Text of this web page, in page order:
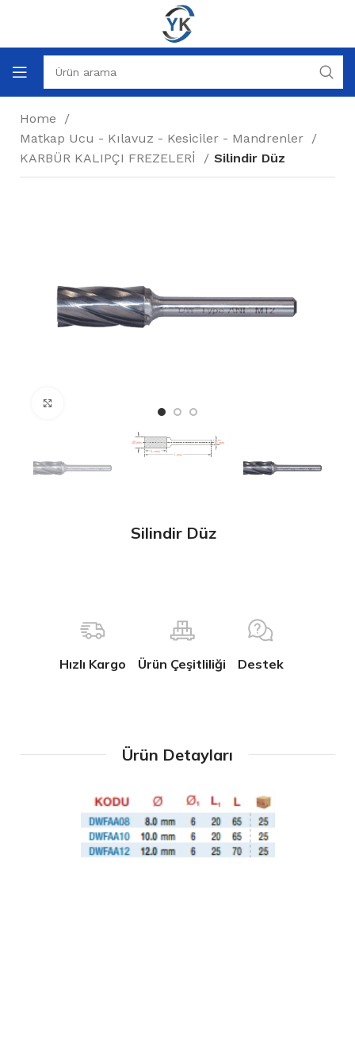
Home
Matkap Ucu - Kılavuz - Kesiciler - Mandrenler
KARBÜR KALIPÇI FREZELERİ
Silindir Düz
Silindir Düz
Hızlı Kargo Ürün Çeşitliliği Destek
Ürün Detayları